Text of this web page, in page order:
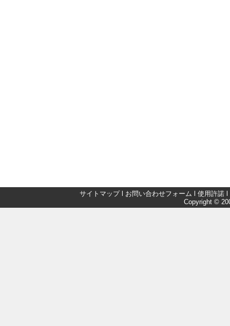
サイトマップl お問い合わせフォーム 使用許諾
Copyright ©